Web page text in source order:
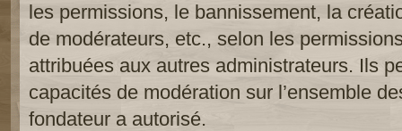
les permissions, le bannissement, la
de modérateurs, etc., selon les
attribuées aux autres administrateurs. Ils
capacités de modération sur l’ensemble
fondateur a autorisé.